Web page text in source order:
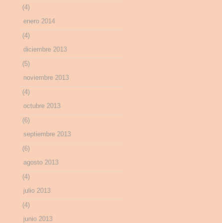
(4)
enero 2014
(4)
diciembre 2013
(5)
noviembre 2013
(4)
octubre 2013
(6)
septiembre 2013
(6)
agosto 2013
(4)
julio 2013
(4)
junio 2013